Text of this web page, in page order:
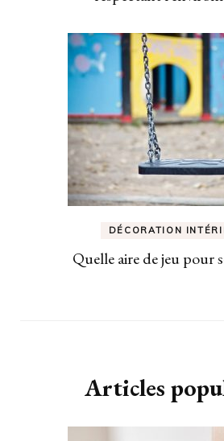
DÉCORATION
Quelle aire de jeu pour
Articles